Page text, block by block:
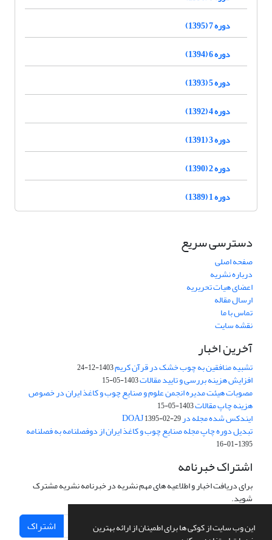
این وب سایت از کوکی ها برای اطمینان از ارائه بهترین
دوره 7 (1395)
دوره 6 (1394)
دوره 5 (1393)
دوره 4 (1392)
دوره 3 (1391)
دوره 2 (1390)
دوره 1 (1389)
دسترسی سریع
صفحه اصلی
درباره نشریه
اعضای هیات تحریریه
ارسال مقاله
تماس با ما
نقشه سایت
آخرین اخبار
تشبیه منافقین به چوب خشک در قرآن کریم1403-12-24
افزایش هزینه بررسی و تایید مقالات1403-05-15
مصوبات هیئت مدیره انجمن علوم و صنایع چوب و کاغذ ایران در خصوص
هزینه چاپ مقالات1403-05-15
ایندکس شده مجله در DOAJ1395-02-29
تبدیل دوره چاپ مجله صنایع چوب و کاغذ ایران از دوفصلنامه به فصلنامه
1395-01-16
اشتراک خبرنامه
برای دریافت اخبار و اطلاعیه های مهم نشریه در خبرنامه نشریه مشترک
شوید.
اشتراک